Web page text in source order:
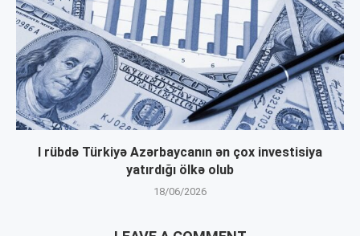
I rübdə Türkiyə Azərbaycanın ən çox investisiya
yatırdığı ölkə olub
18/06/2026